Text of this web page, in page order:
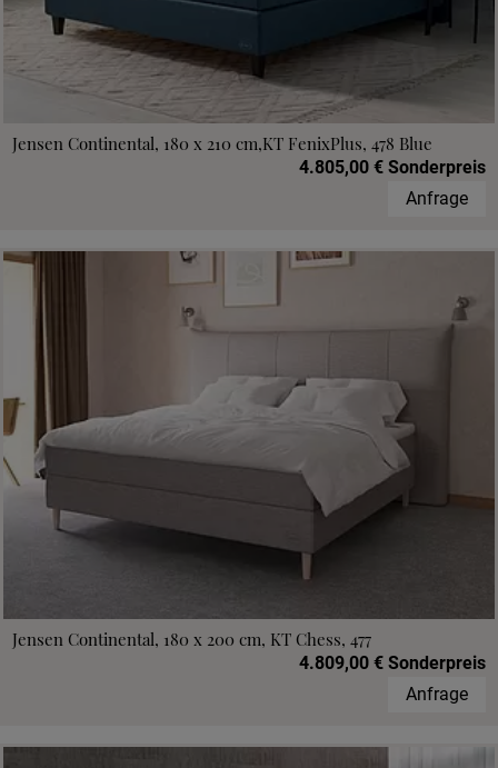
Jensen Continental, 180 x 210 cm,KT FenixPlus, 478 Blue
4.805,00 € Sonderpreis
Anfrage
Jensen Continental, 180 x 200 cm, KT Chess, 477
4.809,00 € Sonderpreis
Anfrage